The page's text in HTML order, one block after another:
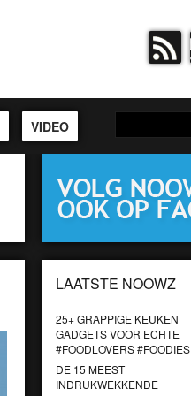
VIDEO
LAATSTE NOOWZ
25+ GRAPPIGE KEUKEN
GADGETS VOOR ECHTE
#FOODLOVERS #FOODIES
DE 15 MEEST
INDRUKWEKKENDE